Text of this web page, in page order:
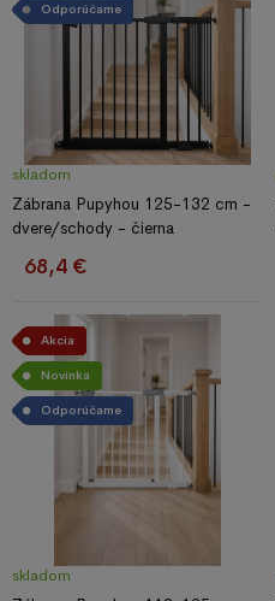
Odporúčame
skladom
Zábrana Pupyhou 125-132 cm -
dvere/schody - čierna
68,4 €
Akcia
Novinka
Odporúčame
skladom